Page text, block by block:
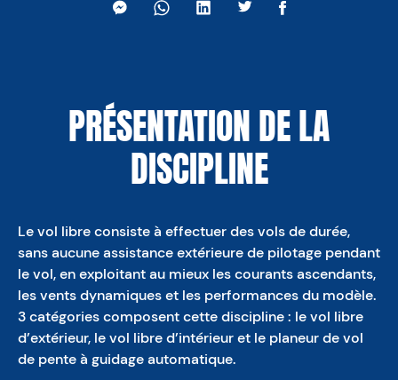
MessengerWhatsAppLinkedInTwitterFacebook
PRÉSENTATION DE LA
DISCIPLINE
Le vol libre consiste à effectuer des vols de durée,
sans aucune assistance extérieure de pilotage pendant
le vol, en exploitant au mieux les courants ascendants,
les vents dynamiques et les performances du modèle.
3 catégories composent cette discipline : le vol libre
d’extérieur, le vol libre d’intérieur et le planeur de vol
de pente à guidage automatique.